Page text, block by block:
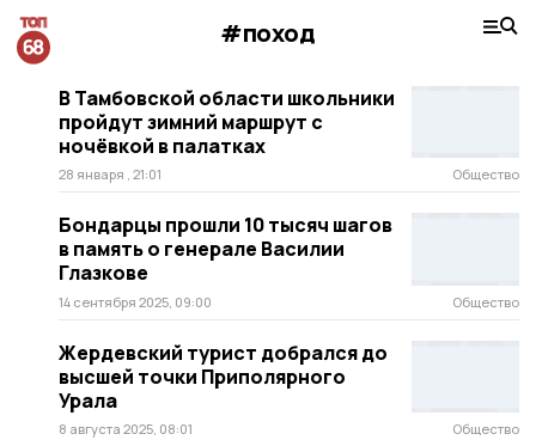
#поход
В Тамбовской области школьники
пройдут зимний маршрут с
ночёвкой в палатках
28 января , 21:01 Общество
Бондарцы прошли 10 тысяч шагов
в память о генерале Василии
Глазкове
14 сентября 2025, 09:00 Общество
Жердевский турист добрался до
высшей точки Приполярного
Урала
8 августа 2025, 08:01 Общество